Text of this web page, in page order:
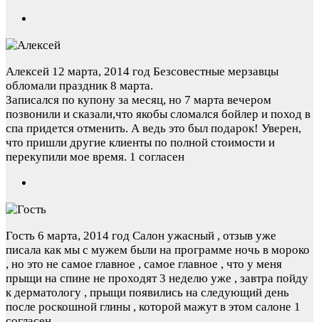
Алексей 12 марта, 2014 год Безсовестные мерзавцы
обломали праздник 8 марта.
Записался по купону за месяц, но 7 марта вечером
позвонили и сказали,что якобы сломался бойлер и поход в
спа придется отменить. А ведь это был подарок! Уверен,
что пришли другие клиенты по полной стоимости и
перекупили мое время. 1 согласен
Гость 6 марта, 2014 год Салон ужасный , отзыв уже
писала как мы с мужем были на программе ночь в мороко
, но это не самое главное , самое главное , что у меня
прыщи на спине не проходят 3 неделю уже , завтра пойду
к дерматологу , прыщи появились на следующий день
после роскошной глины , которой мажут в этом салоне 1